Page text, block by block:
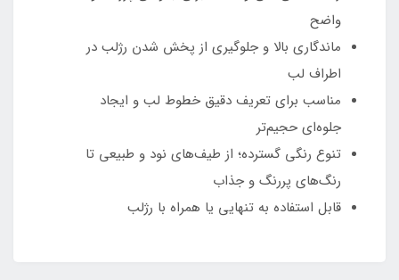
واضح
ماندگاری بالا و جلوگیری از پخش شدن رژلب در
اطراف لب
مناسب برای تعریف دقیق خطوط لب و ایجاد
جلوه‌ای حجیم‌تر
تنوع رنگی گسترده؛ از طیف‌های نود و طبیعی تا
رنگ‌های پررنگ و جذاب
قابل استفاده به تنهایی یا همراه با رژلب